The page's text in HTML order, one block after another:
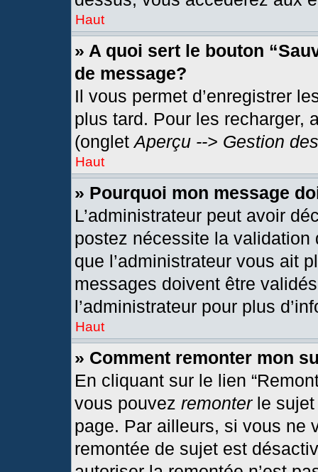
Haut
» A quoi sert le bouton
de message?
Il vous permet d’enregistrer
plus tard. Pour les recharger,
(ongletAperçu --> Gestion
Haut
» Pourquoi mon message
L’administrateur peut avoir
postez nécessite la
que l’administrateur vous ait
messages doivent être
l’administrateur pour plus
Haut
» Comment remonter mon
En cliquant sur le lien
vous pouvez remonterle sujet
page. Par ailleurs, si vous ne
remontée de sujet est